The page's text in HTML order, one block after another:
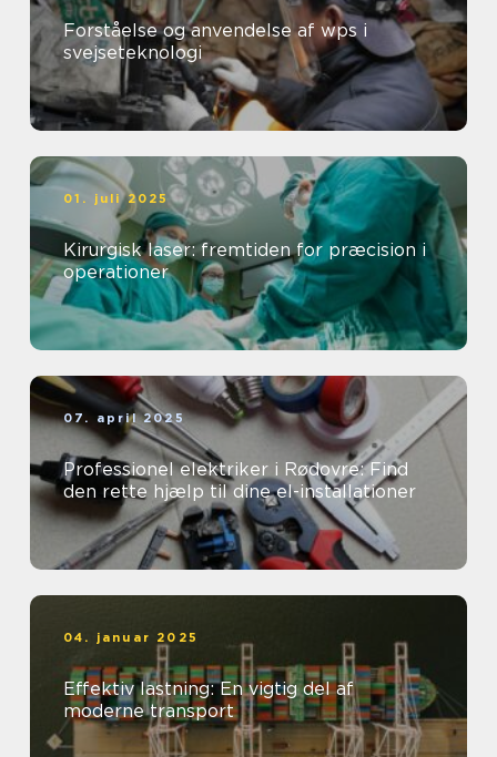
Forståelse og anvendelse af wps i
svejseteknologi
01. juli 2025
Kirurgisk laser: fremtiden for præcision i
operationer
07. april 2025
Professionel elektriker i Rødovre: Find
den rette hjælp til dine el-installationer
04. januar 2025
Effektiv lastning: En vigtig del af
moderne transport